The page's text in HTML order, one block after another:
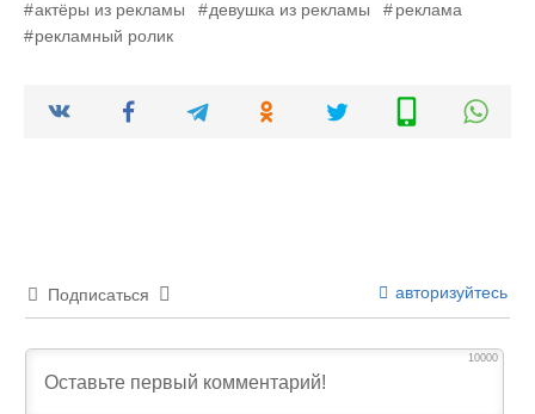
актёры из рекламы девушка из рекламы
реклама
рекламный ролик
Подписаться авторизуйтесь
10000